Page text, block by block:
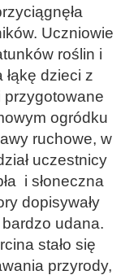
Uczniowie
roślin i
dzieci z
przygotowane
ogródku
ruchowe, w
uczestnicy
i słoneczna
dopisywały
udana.
stało się
przyrody,